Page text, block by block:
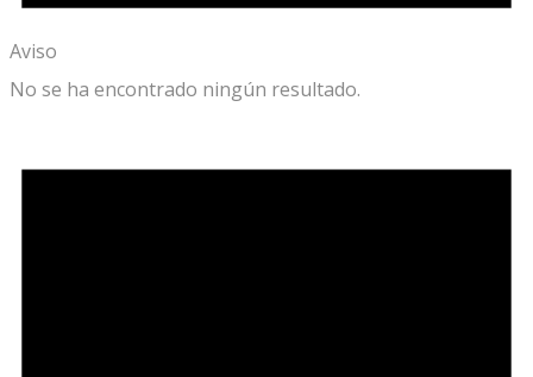
Aviso
No se ha encontrado ningún resultado.